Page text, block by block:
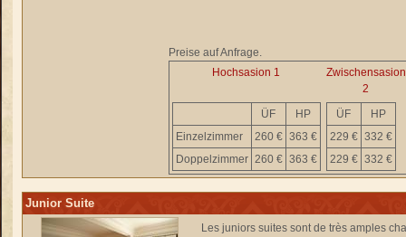
Preise auf Anfrage.
Hochsasion 1
Zwischensasion
2
ÜF
HP
Einzelzimmer
260 € 363 €
Doppelzimmer 260 € 363 €
ÜF
HP
229 € 332 €
229 € 332 €
Junior Suite
Les juniors suites sont de très amples